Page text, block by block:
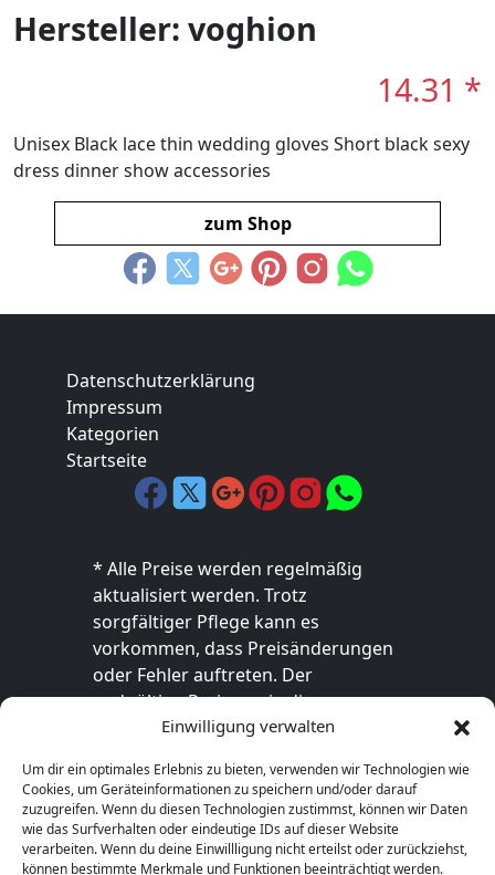
Einwilligung verwalten
Um dir ein optimales Erlebnis zu bieten, verwenden wir Technologien wie
Cookies, um Geräteinformationen zu speichern und/oder darauf
zuzugreifen. Wenn du diesen Technologien zustimmst, können wir Daten
wie das Surfverhalten oder eindeutige IDs auf dieser Website
verarbeiten. Wenn du deine Einwillligung nicht erteilst oder zurückziehst,
können bestimmte Merkmale und Funktionen beeinträchtigt werden.
Hersteller: voghion
14.31 *
Unisex Black lace thin wedding gloves Short black sexy
dress dinner show accessories
zum Shop
Datenschutzerklärung
Impressum
Kategorien
Startseite
* Alle Preise werden regelmäßig
aktualisiert werden. Trotz
sorgfältiger Pflege kann es
vorkommen, dass Preisänderungen
oder Fehler auftreten. Der
endgültige Preis sowie die
Verfügbarkeit des Produkts sind
Shop des Anbieters verbindlich. Bitte
überprüfe den Preis vor dem Kauf
direkt beim Händler.